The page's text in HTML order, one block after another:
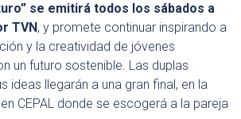
se emitirá todos los sábados a
TVN , y promete continuar inspirando a
y la creatividad de jóvenes
un futuro sostenible. Las duplas
ideas llegarán a una gran final, en la
CEPAL donde se escogerá a la pareja